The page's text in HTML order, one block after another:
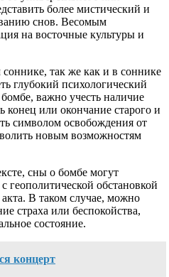
более мистический и
снов. Весомым
на восточные культуры и
так же как и в соннике
глубокий психологический
важно учесть наличие
конец или окончание старого и
символом освобождения от
новым возможностям
сны о бомбе могут
геополитической обстановкой
акта. В таком случае, можно
страха или беспокойства,
состояние.
концерт